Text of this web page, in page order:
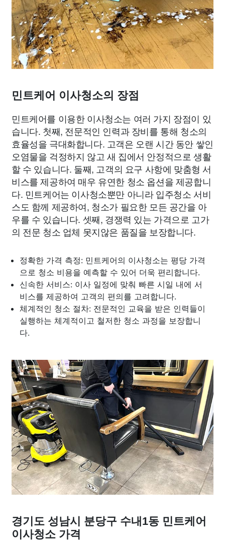
민트케어 이사청소의 장점
민트케어를 이용한 이사청소는 여러 가지 장점이 있
습니다. 첫째, 전문적인 인력과 장비를 통해 청소의
효율성을 극대화합니다. 고객은 오랜 시간 동안 쌓인
오염물을 걱정하지 않고 새 집에서 안정적으로 생활
할 수 있습니다. 둘째, 고객의 요구 사항에 맞춤형 서
비스를 제공하여 매우 유연한 청소 옵션을 제공합니
다. 민트케어는 이사청소뿐만 아니라 입주청소 서비
스도 함께 제공하여, 청소가 필요한 모든 공간을 아
우를 수 있습니다. 셋째, 경쟁력 있는 가격으로 고가
의 전문 청소 업체 못지않은 품질을 보장합니다.
정확한 가격 측정: 민트케어의 이사청소는 평당 가격
으로 청소 비용을 예측할 수 있어 더욱 편리합니다.
신속한 서비스: 이사 일정에 맞춰 빠른 시일 내에 서
비스를 제공하여 고객의 편의를 고려합니다.
체계적인 청소 절차: 전문적인 교육을 받은 인력들이
실행하는 체계적이고 철저한 청소 과정을 보장합니
다.
경기도 성남시 분당구 수내1동 민트케어
이사청소 가격